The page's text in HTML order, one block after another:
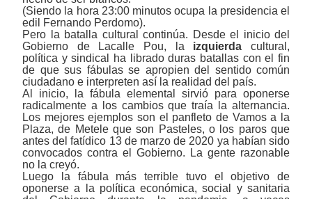
(Siendo la hora 23:00 minutos ocupa la presidencia el
edil Fernando Perdomo).
Pero la batalla cultural continúa. Desde el inicio del
Gobierno de Lacalle Pou, la izquierda cultural,
política y sindical ha librado duras batallas con el fin
de que sus fábulas se apropien del sentido común
ciudadano e interpreten así la realidad del país.
Al inicio, la fábula elemental sirvió para oponerse
radicalmente a los cambios que traía la alternancia.
Los mejores ejemplos son el panfleto de Vamos a la
Plaza, de Metele que son Pasteles, o los paros que
antes del fatídico 13 de marzo de 2020 ya habían sido
convocados contra el Gobierno. La gente razonable
no la creyó.
Luego la fábula más terrible tuvo el objetivo de
oponerse a la política económica, social y sanitaria